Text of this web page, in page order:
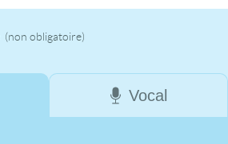
(non obligatoire)
Vocal